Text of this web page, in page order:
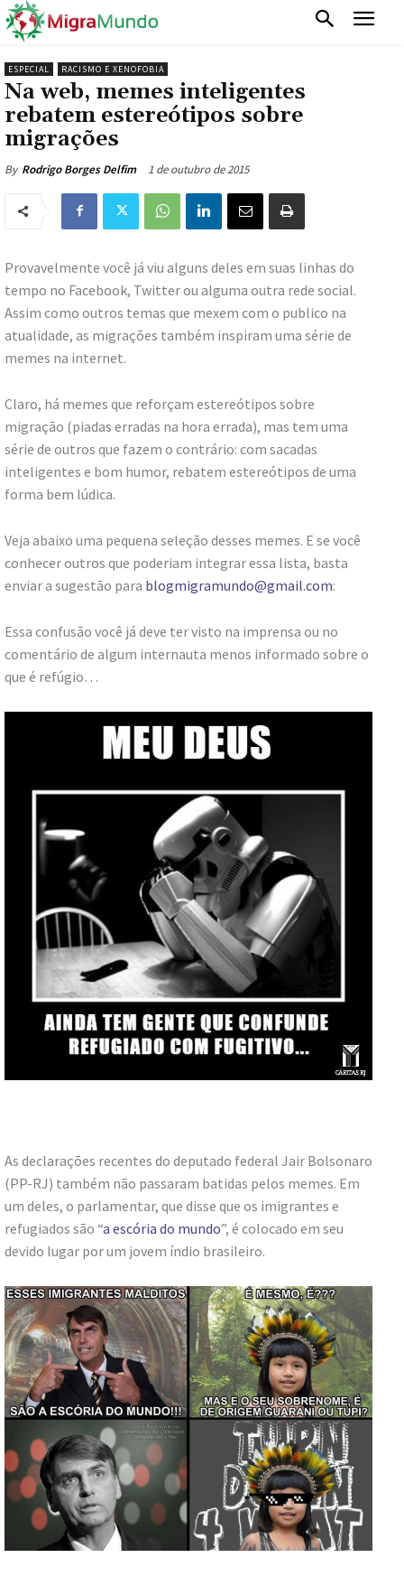
ESPECIAL RACISMO E XENOFOBIA
Na web, memes inteligentes
rebatem estereótipos sobre
migrações
By Rodrigo Borges Delfim 1 de outubro de 2015
Provavelmente você já viu alguns deles em suas linhas do
tempo no Facebook, Twitter ou alguma outra rede social.
Assim como outros temas que mexem com o publico na
atualidade, as migrações também inspiram uma série de
memes na internet.
Claro, há memes que reforçam estereótipos sobre
migração (piadas erradas na hora errada), mas tem uma
série de outros que fazem o contrário: com sacadas
inteligentes e bom humor, rebatem estereótipos de uma
forma bem lúdica.
Veja abaixo uma pequena seleção desses memes. E se você
conhecer outros que poderiam integrar essa lista, basta
enviar a sugestão para blogmigramundo@gmail.com:
Essa confusão você já deve ter visto na imprensa ou no
comentário de algum internauta menos informado sobre o
que é refúgio…
As declarações recentes do deputado federal Jair Bolsonaro
(PP-RJ) também não passaram batidas pelos memes. Em
um deles, o parlamentar, que disse que os imigrantes e
refugiados são “a escória do mundo”, é colocado em seu
devido lugar por um jovem índio brasileiro.